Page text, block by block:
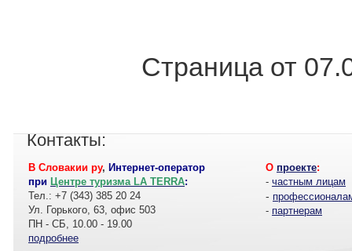
Страница от
Контакты:
В Словакии ру, Интернет-оператор
при Центре туризма LA TERRA:
Тел.: +7 (343) 385 20 24
Ул. Горького, 63, офис 503
ПН - СБ, 10.00 - 19.00
подробнее
О проекте:
- частным лицам
-
- партнерам